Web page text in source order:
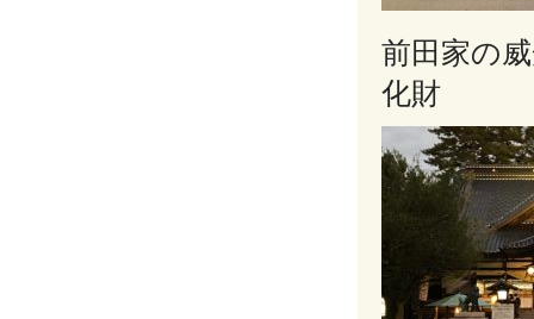
前田家の
化財